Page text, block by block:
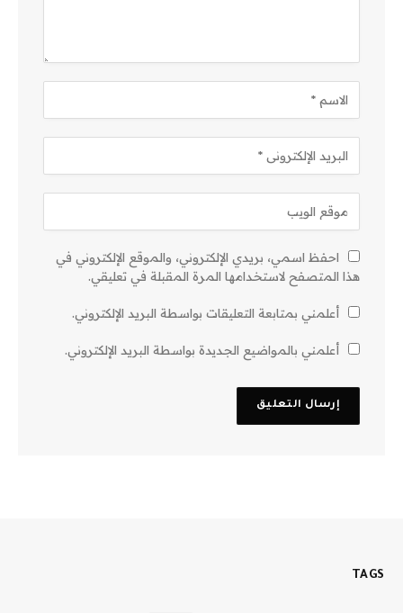
احفظ اسمي، بريدي الإلكتروني، والموقع الإلكتروني في
هذا المتصفح لاستخدامها المرة المقبلة في تعليقي.
أعلمني بمتابعة التعليقات بواسطة البريد الإلكتروني.
أعلمني بالمواضيع الجديدة بواسطة البريد الإلكتروني.
TAGS